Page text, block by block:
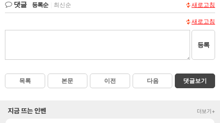
댓글 등록순 최신순 새로고침
새로고침
등록
목록 본문 이전 다음 댓글보기
지금 뜨는 인벤 더보기+